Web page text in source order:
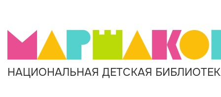
НАЦИОНАЛЬНАЯ ДЕТСКАЯ